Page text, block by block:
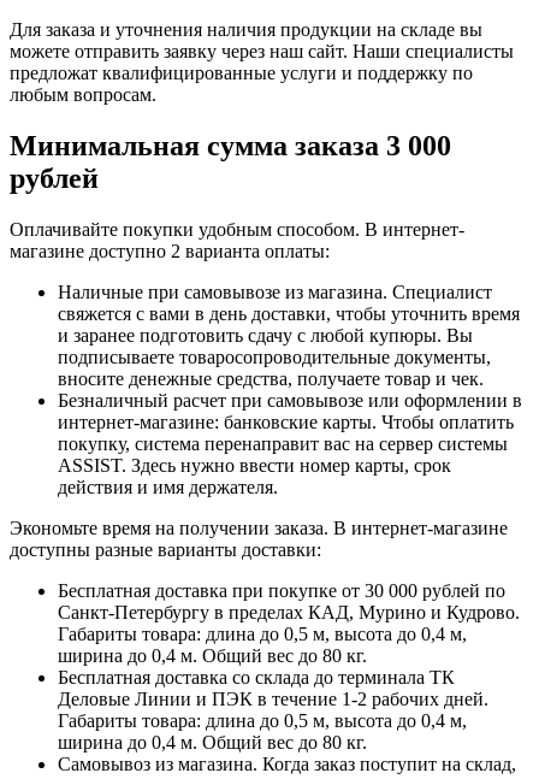
Для заказа и уточнения наличия продукции на складе вы
можете отправить заявку через наш сайт. Наши специалисты
предложат квалифицированные услуги и поддержку по
любым вопросам.
Минимальная сумма заказа 3 000
рублей
Оплачивайте покупки удобным способом. В интернет-
магазине доступно 2 варианта оплаты:
Наличные при самовывозе из магазина. Специалист
свяжется с вами в день доставки, чтобы уточнить время
и заранее подготовить сдачу с любой купюры. Вы
подписываете товаросопроводительные документы,
вносите денежные средства, получаете товар и чек.
Безналичный расчет при самовывозе или оформлении в
интернет-магазине: банковские карты. Чтобы оплатить
покупку, система перенаправит вас на сервер системы
ASSIST. Здесь нужно ввести номер карты, срок
действия и имя держателя.
Экономьте время на получении заказа. В интернет-магазине
доступны разные варианты доставки:
Бесплатная доставка при покупке от 30 000 рублей по
Санкт-Петербургу в пределах КАД, Мурино и Кудрово.
Габариты товара: длина до 0,5 м, высота до 0,4 м,
ширина до 0,4 м. Общий вес до 80 кг.
Бесплатная доставка со склада до терминала ТК
Деловые Линии и ПЭК в течение 1-2 рабочих дней.
Габариты товара: длина до 0,5 м, высота до 0,4 м,
ширина до 0,4 м. Общий вес до 80 кг.
Самовывоз из магазина. Когда заказ поступит на склад,